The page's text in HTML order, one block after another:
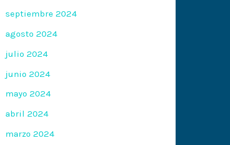
septiembre 2024
agosto 2024
julio 2024
junio 2024
mayo 2024
abril 2024
marzo 2024